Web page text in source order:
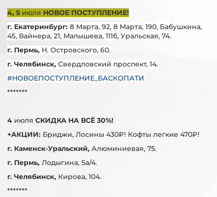
4, 5 июля НОВОЕ ПОСТУПЛЕНИЕ!
г. Екатеринбург: 8 Марта, 92, 8 Марта, 190, Бабушкина,
45, Вайнера, 21, Малышева, 111б, Уральская, 74.
г. Пермь, Н. Островского, 60.
г. Челябинск, Свердловский проспект, 14.
#НОВОЕПОСТУПЛЕНИЕ_БАСКОПАТИ
*******
4 июля СКИДКА НА ВСЁ 30%!
+АКЦИИ: Бриджи, Лосины 430₽! Кофты легкие 470₽!
г. Каменск-Уральский, Алюминиевая, 75.
г. Пермь, Лодыгина, 5а/4.
г. Челябинск, Кирова, 104.
*******